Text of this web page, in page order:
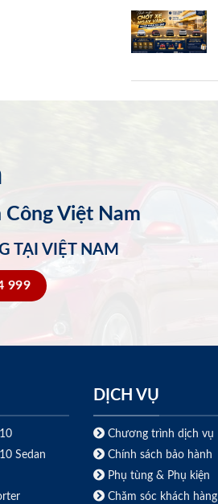
Việt Nam
TẠI VIỆT NAM
999
Sedan
DỊCH VỤ
Chương trình dịch vụ
Chính sách bảo hành
Phụ tùng & Phụ kiện
Chăm sóc khách hàng